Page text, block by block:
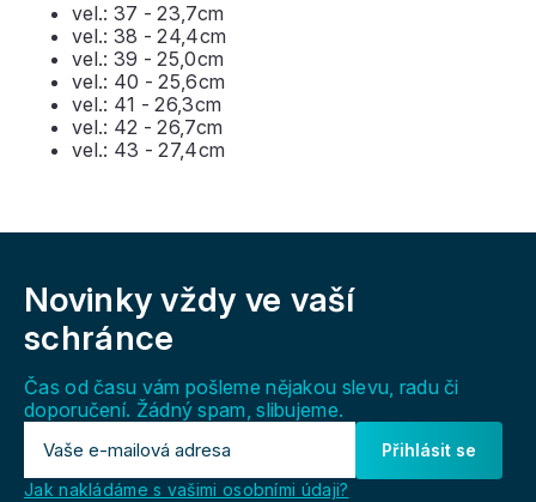
vel.: 37 - 23,7cm
vel.: 38 - 24,4cm
vel.: 39 - 25,0cm
vel.: 40 - 25,6cm
vel.: 41 - 26,3cm
vel.: 42 - 26,7cm
vel.: 43 - 27,4cm
Novinky vždy ve vaší
schránce
Čas od času vám pošleme nějakou slevu, radu či
doporučení. Žádný spam, slibujeme.
Přihlásit se
Jak nakládáme s vašimi osobními údaji?